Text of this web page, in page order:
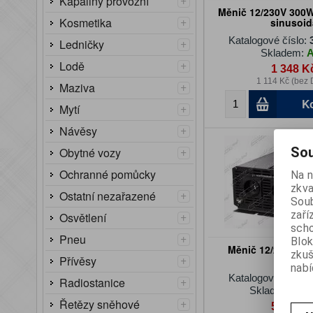
Kosmetika
+
Ledničky
+
Lodě
+
Maziva
+
Mytí
+
Návěsy
+
Obytné vozy
+
Ochranné pomůcky
Ostatní nezařazené
+
Osvětlení
+
Pneu
+
Přívěsy
+
Radiostanice
+
Řetězy sněhové
+
Měnič 12/230V
Katalogové číslo:
Skladem:
1 348
1 114 Kč (bez
Měnič 12/230V
Katalogové číslo:
Skladem:
5 349
Na